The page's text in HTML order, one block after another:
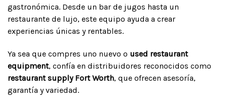
gastronómica. Desde un bar de jugos hasta un
restaurante de lujo, este equipo ayuda a crear
experiencias únicas y rentables.
Ya sea que compres uno nuevo o used restaurant
equipment, confía en distribuidores reconocidos como
restaurant supply Fort Worth, que ofrecen asesoría,
garantía y variedad.